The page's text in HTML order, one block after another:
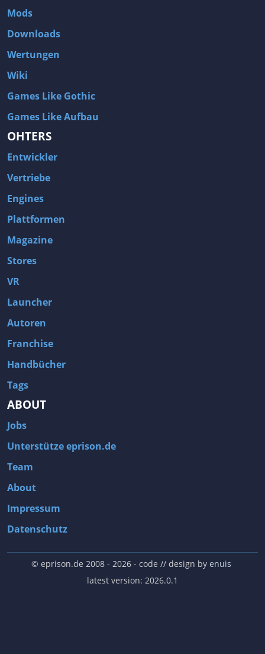
Mods
Downloads
Wertungen
Wiki
Games Like Gothic
Games Like Aufbau
OHTERS
Entwickler
Vertriebe
Engines
Plattformen
Magazine
Stores
VR
Launcher
Autoren
Franchise
Handbücher
Tags
ABOUT
Jobs
Unterstütze eprison.de
Team
About
Impressum
Datenschutz
© eprison.de 2008 - 2026- code // design by enuis
latest version: 2026.0.1